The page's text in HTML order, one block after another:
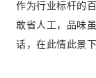
作为行业标杆的
敢省人工，品味
话，在此情此景